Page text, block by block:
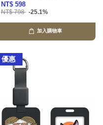
NT$ 598
NT$ 798 -25.1%
加入購物車
優惠